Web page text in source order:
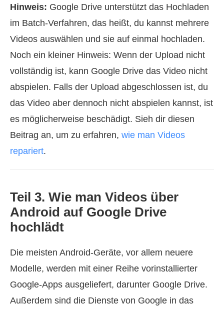
Hinweis: Google Drive unterstützt das Hochladen
im Batch-Verfahren, das heißt, du kannst mehrere
Videos auswählen und sie auf einmal hochladen.
Noch ein kleiner Hinweis: Wenn der Upload nicht
vollständig ist, kann Google Drive das Video nicht
abspielen. Falls der Upload abgeschlossen ist, du
das Video aber dennoch nicht abspielen kannst, ist
es möglicherweise beschädigt. Sieh dir diesen
Beitrag an, um zu erfahren, wie man Videos
repariert.
Teil 3. Wie man Videos über
Android auf Google Drive
hochlädt
Die meisten Android-Geräte, vor allem neuere
Modelle, werden mit einer Reihe vorinstallierter
Google-Apps ausgeliefert, darunter Google Drive.
Außerdem sind die Dienste von Google in das